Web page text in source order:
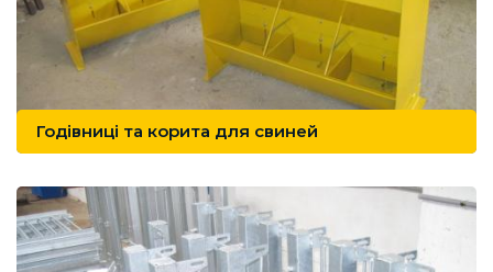
Годівниці та корита для свиней